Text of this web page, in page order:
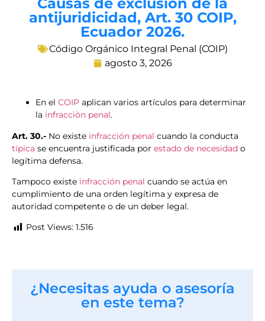
antijuridicidad, Art. 30 COIP,
Ecuador 2026.
Código Orgánico Integral Penal (COIP)
agosto 3, 2026
En el COIP aplican varios artículos para determinar
la infracciòn penal.
Art. 30.- No existe infracción penal cuando la conducta
típica se encuentra justificada por estado de necesidad o
legítima defensa.
Tampoco existe infracción penal cuando se actúa en
cumplimiento de una orden legítima y expresa de
autoridad competente o de un deber legal.
Post Views: 1.516
¿Necesitas ayuda o asesoría
en este tema?